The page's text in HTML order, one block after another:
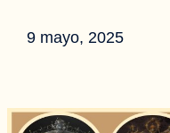
9 mayo, 2025